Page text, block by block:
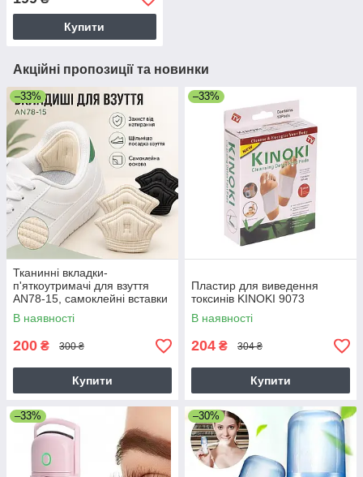
Купити
Акційні пропозиції та новинки
–33%
Тканинні вкладки-
п'яткоутримачі для взуття
AN78-15, самоклейні вставки
від натирання та мозолів, для
зменшення розміру взуття
В наявності
200 ₴ 300 ₴
Купити
–33%
Пластир для виведення
токсинів KINOKI 9073
В наявності
204 ₴ 304 ₴
Купити
–33% –30%